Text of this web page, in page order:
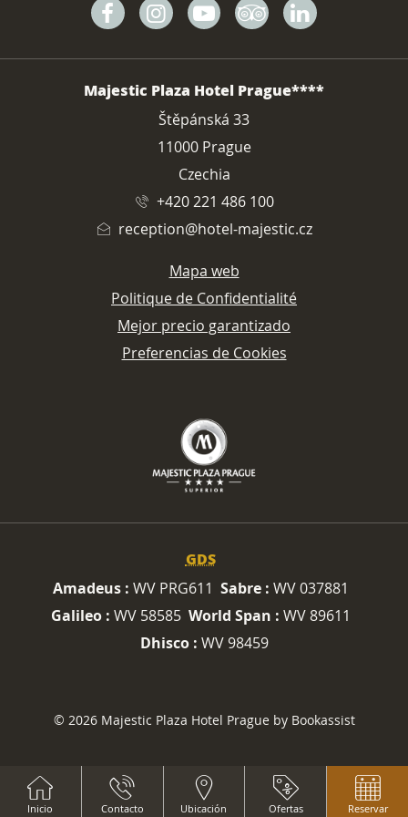
DIRECCIÓNMajestic Plaza Hotel Prague****
Štěpánská 33
11000 Prague
Czechia
+420 221 486 100
reception@hotel-majestic.cz
Mapa web
Politique de Confidentialité
Mejor precio garantizado
Preferencias de Cookies
FacebookInstagram
YoutubeTripadvisor
Linkedin
GDS
Amadeus : WV PRG611 Sabre : WV 037881
Galileo : WV 58585 World Span : WV 89611
Dhisco : WV 98459
© 2026 Majestic Plaza Hotel Prague by Bookassist
Inicio Contacto Ubicación Ofertas Reservar